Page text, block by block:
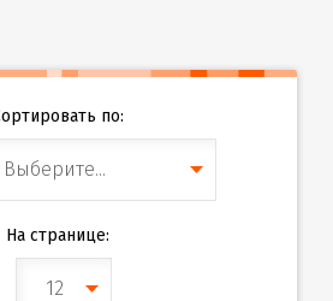
по:
Выберите...
На странице:
12